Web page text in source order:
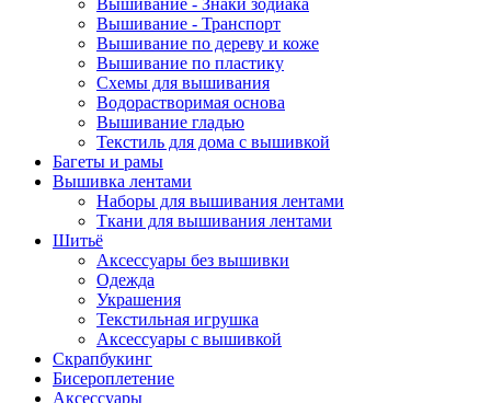
Вышивание - Знаки зодиака
Вышивание - Транспорт
Вышивание по дереву и коже
Вышивание по пластику
Схемы для вышивания
Водорастворимая основа
Вышивание гладью
Текстиль для дома с вышивкой
Багеты и рамы
Вышивка лентами
Наборы для вышивания лентами
Ткани для вышивания лентами
Шитьё
Аксессуары без вышивки
Одежда
Украшения
Текстильная игрушка
Аксессуары с вышивкой
Скрапбукинг
Бисероплетение
Аксессуары